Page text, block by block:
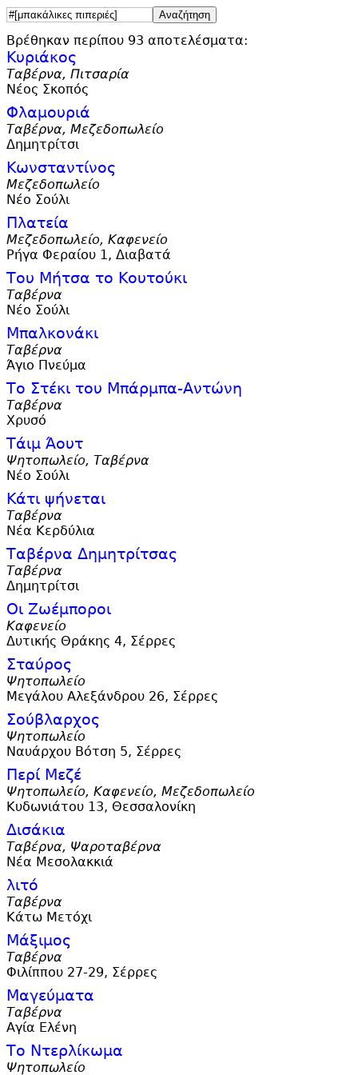
Βρέθηκαν περίπου 93 αποτελέσματα:
Κυριάκος
Ταβέρνα, Πιτσαρία
Νέος Σκοπός
Φλαμουριά
Ταβέρνα, Μεζεδοπωλείο
Δημητρίτσι
Κωνσταντίνος
Μεζεδοπωλείο
Νέο Σούλι
Πλατεία
Μεζεδοπωλείο, Καφενείο
Ρήγα Φεραίου 1, Διαβατά
Του Μήτσα το Κουτούκι
Ταβέρνα
Νέο Σούλι
Μπαλκονάκι
Ταβέρνα
Άγιο Πνεύμα
Το Στέκι του Μπάρμπα-Αντώνη
Ταβέρνα
Χρυσό
Τάιμ Άουτ
Ψητοπωλείο, Ταβέρνα
Νέο Σούλι
Κάτι ψήνεται
Ταβέρνα
Νέα Κερδύλια
Ταβέρνα Δημητρίτσας
Ταβέρνα
Δημητρίτσι
Οι Ζωέμποροι
Καφενείο
Δυτικής Θράκης 4, Σέρρες
Σταύρος
Ψητοπωλείο
Μεγάλου Αλεξάνδρου 26, Σέρρες
Σούβλαρχος
Ψητοπωλείο
Ναυάρχου Βότση 5, Σέρρες
Περί Μεζέ
Ψητοπωλείο, Καφενείο, Μεζεδοπωλείο
Κυδωνιάτου 13, Θεσσαλονίκη
Δισάκια
Ταβέρνα, Ψαροταβέρνα
Νέα Μεσολακκιά
λιτό
Ταβέρνα
Κάτω Μετόχι
Μάξιμος
Ταβέρνα
Φιλίππου 27-29, Σέρρες
Μαγεύματα
Ταβέρνα
Αγία Ελένη
Το Ντερλίκωμα
Ψητοπωλείο